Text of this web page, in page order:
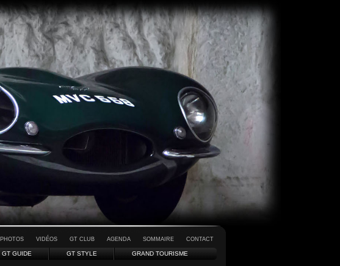
PHOTOS VIDÉOS GT CLUB AGENDA SOMMAIRE CONTACT
GT GUIDE GT STYLE GRAND TOURISME